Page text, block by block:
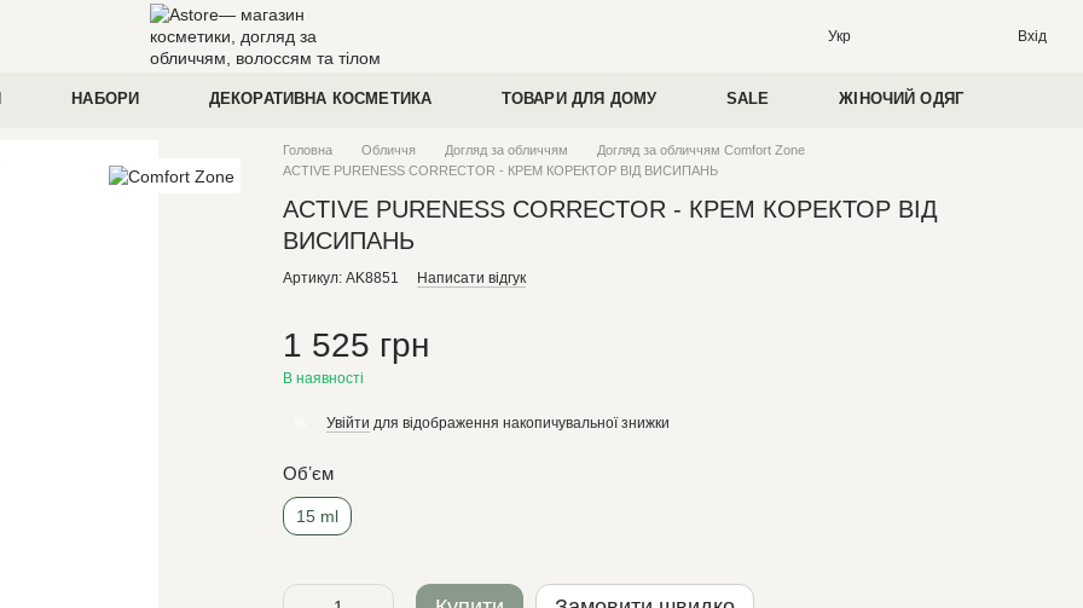
Укр Вхід
НАБОРИ ДЕКОРАТИВНА КОСМЕТИКА ТОВАРИ ДЛЯ ДОМУ SALE ЖІНОЧИЙ ОДЯГ
Головна Обличчя Догляд за обличчям
Догляд за обличчям Comfort Zone
ACTIVE PURENESS CORRECTOR - КРЕМ КОРЕКТОР ВІД ВИСИПАНЬ
ACTIVE PURENESS CORRECTOR - КРЕМ КОРЕКТОР ВІД
ВИСИПАНЬ
Артикул: AK8851 Написати відгук
1 525 грн
В наявності
Увійти для відображення накопичувальної знижки
Обʼєм
15 ml